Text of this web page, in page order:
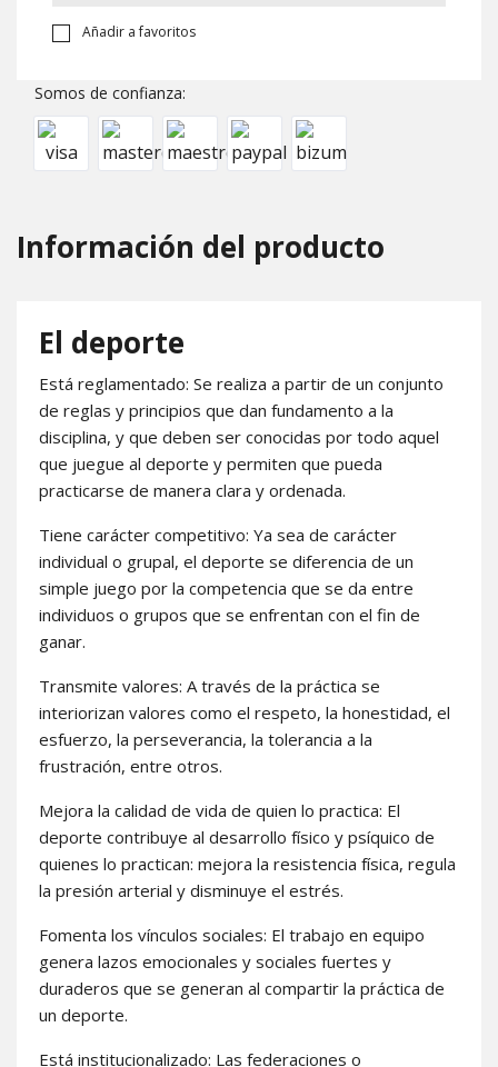
Añadir a favoritos
Somos de confianza:
Información del producto
El deporte
Está reglamentado: Se realiza a partir de un conjunto
de reglas y principios que dan fundamento a la
disciplina, y que deben ser conocidas por todo aquel
que juegue al deporte y permiten que pueda
practicarse de manera clara y ordenada.
Tiene carácter competitivo: Ya sea de carácter
individual o grupal, el deporte se diferencia de un
simple juego por la competencia que se da entre
individuos o grupos que se enfrentan con el fin de
ganar.
Transmite valores: A través de la práctica se
interiorizan valores como el respeto, la honestidad, el
esfuerzo, la perseverancia, la tolerancia a la
frustración, entre otros.
Mejora la calidad de vida de quien lo practica: El
deporte contribuye al desarrollo físico y psíquico de
quienes lo practican: mejora la resistencia física, regula
la presión arterial y disminuye el estrés.
Fomenta los vínculos sociales: El trabajo en equipo
genera lazos emocionales y sociales fuertes y
duraderos que se generan al compartir la práctica de
un deporte.
Está institucionalizado: Las federaciones o